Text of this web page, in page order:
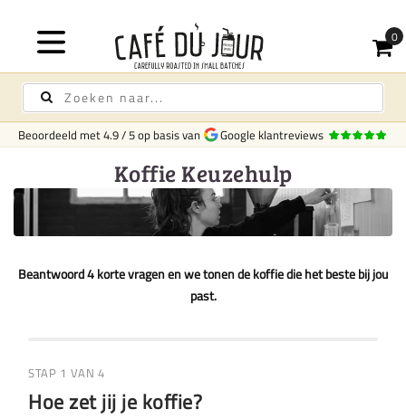
Beoordeeld met4.9/5op basis van Google klantreviews
Koffie Keuzehulp
Beantwoord 4 korte vragen en we tonen de koffie die het beste bij jou
past.
STAP 1 VAN 4
Hoe zet jij je koffie?